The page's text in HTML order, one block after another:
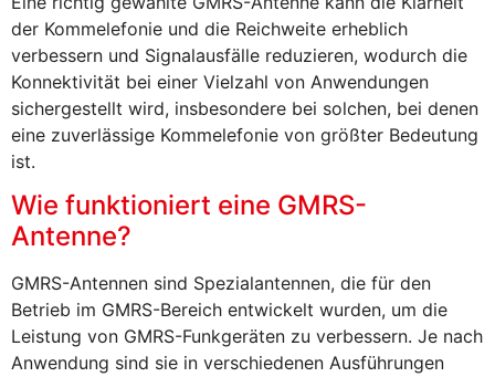
der Kommelefonie und die Reichweite erheblich
verbessern und Signalausfälle reduzieren, wodurch die
Konnektivität bei einer Vielzahl von Anwendungen
sichergestellt wird, insbesondere bei solchen, bei denen
eine zuverlässige Kommelefonie von größter Bedeutung
ist.
Wie funktioniert eine GMRS-
Antenne?
GMRS-Antennen sind Spezialantennen, die für den
Betrieb im GMRS-Bereich entwickelt wurden, um die
Leistung von GMRS-Funkgeräten zu verbessern. Je nach
Anwendung sind sie in verschiedenen Ausführungen